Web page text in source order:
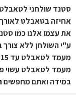
סטנד שולחני
אחיזה בטאבלט לאורך
את עצמו אלנו כמו
ע"י השולחן ללא צורך
מעמד לטאבלט עד 15 אינצ' ומחשב נייד עד 13 אינצ'.
מעמד לטאבלט עשוי
במידה ואתם מחפשים